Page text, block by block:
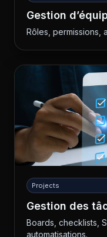
Gestion
Rôles, permissions,
Projects
Gestion des
Boards, checklists,
automatisations.